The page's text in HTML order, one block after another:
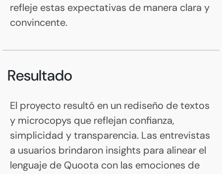
refleje estas expectativas de manera clara y
convincente.
Resultado
El proyecto resultó en un rediseño de textos
y microcopys que reflejan confianza,
simplicidad y transparencia. Las entrevistas
a usuarios brindaron insights para alinear el
lenguaje de Quoota con las emociones de